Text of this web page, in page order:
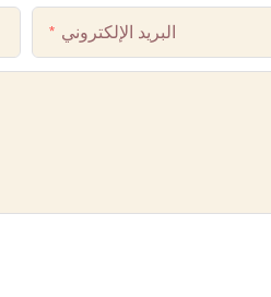
البريد الإلكتروني